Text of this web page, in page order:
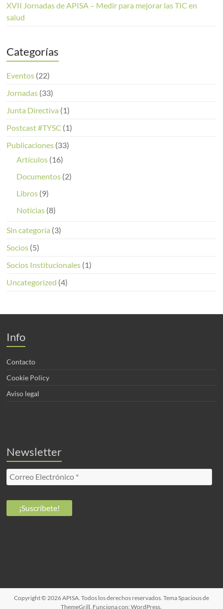
XVII Jornadas de APISA – Medir para mejorar las TIC en
salud
Categorías
Eventos (22)
Jornadas (33)
Junta Directiva (1)
Postcast #TYSC (1)
Publicaciones (33)
Artículos (16)
Documentos (2)
Libros (9)
Noticias (8)
Sin categoría (3)
Socios (5)
Socios Institucionales (1)
Uncategorized (4)
Info
Contacto
Cookie Policy
Aviso legal
Newsletter
Copyright © 2026APISA. Todos los derechos reservados. TemaSpaciousde
ThemeGrill. Funciona con:WordPress